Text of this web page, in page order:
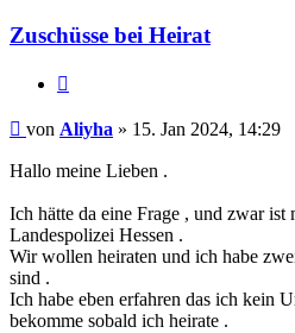
Zuschüsse bei Heirat
Beitrag
von Aliyha » 15. Jan 2024, 14:29
Hallo meine Lieben .
Ich hätte da eine Frage , und zwar ist
Landespolizei Hessen .
Wir wollen heiraten und ich habe
sind .
Ich habe eben erfahren das ich kein
bekomme sobald ich heirate .